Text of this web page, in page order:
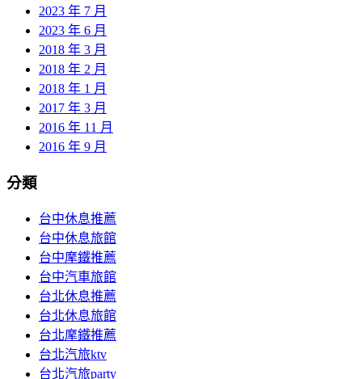
2023 年 7 月
2023 年 6 月
2018 年 3 月
2018 年 2 月
2018 年 1 月
2017 年 3 月
2016 年 11 月
2016 年 9 月
分類
台中休息推薦
台中休息旅館
台中摩鐵推薦
台中汽車旅館
台北休息推薦
台北休息旅館
台北摩鐵推薦
台北汽旅ktv
台北汽旅party